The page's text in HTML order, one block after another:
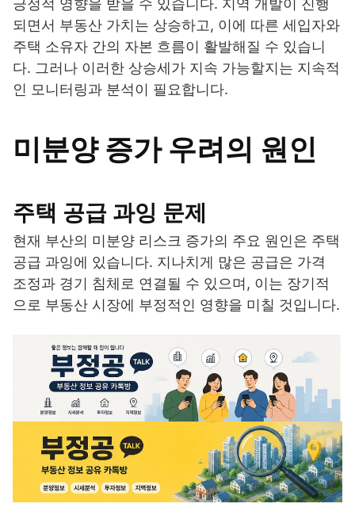
긍정적 영향을 받을 수 있습니다. 지역 개발이 진행
되면서 부동산 가치는 상승하고, 이에 따른 세입자와
주택 소유자 간의 자본 흐름이 활발해질 수 있습니
다. 그러나 이러한 상승세가 지속 가능할지는 지속적
인 모니터링과 분석이 필요합니다.
미분양 증가 우려의 원인
주택 공급 과잉 문제
현재 부산의 미분양 리스크 증가의 주요 원인은 주택
공급 과잉에 있습니다. 지나치게 많은 공급은 가격
조정과 경기 침체로 연결될 수 있으며, 이는 장기적
으로 부동산 시장에 부정적인 영향을 미칠 것입니다.